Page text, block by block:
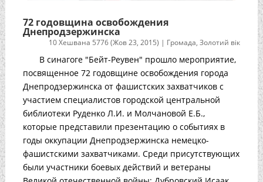
72 годовщина освобождения
Днепродзержинска
10 Хешвана 5776 (Жов 23, 2015) | Громада,Золотий вік
В синагоге "Бейт-Реувен" прошло мероприятие,
посвященное 72 годовщине освобождения города
Днепродзержинска от фашистских захватчиков с
участием специалистов городской центральной
библиотеки Руденко Л.И. и Молчановой Е.Б.,
которые представили презентацию о событиях в
годы оккупации Днепродзержинска немецко-
фашистскими захватчиками. Среди присутствующих
были участники боевых действий и ветераны